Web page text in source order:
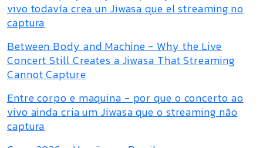
vivo todavía crea un Jiwasa que el streaming no
captura
Between Body and Machine - Why the Live
Concert Still Creates a Jiwasa That Streaming
Cannot Capture
Entre corpo e maquina - por que o concerto ao
vivo ainda cria um Jiwasa que o streaming não
captura